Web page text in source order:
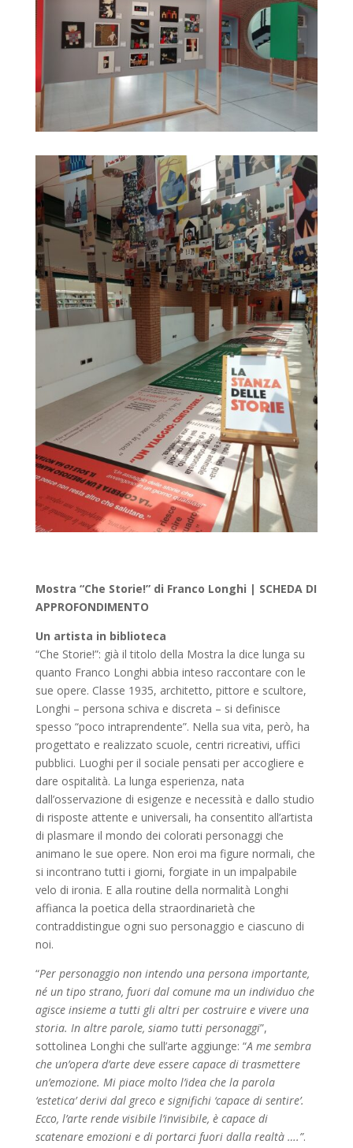
Mostra “Che Storie!” di Franco Longhi | SCHEDA DI
APPROFONDIMENTO
Un artista in biblioteca
“Che Storie!”: già il titolo della Mostra la dice lunga su
quanto Franco Longhi abbia inteso raccontare con le
sue opere. Classe 1935, architetto, pittore e scultore,
Longhi – persona schiva e discreta – si definisce
spesso “poco intraprendente”. Nella sua vita, però, ha
progettato e realizzato scuole, centri ricreativi, uffici
pubblici. Luoghi per il sociale pensati per accogliere e
dare ospitalità. La lunga esperienza, nata
dall’osservazione di esigenze e necessità e dallo studio
di risposte attente e universali, ha consentito all’artista
di plasmare il mondo dei colorati personaggi che
animano le sue opere. Non eroi ma figure normali, che
si incontrano tutti i giorni, forgiate in un impalpabile
velo di ironia. E alla routine della normalità Longhi
affianca la poetica della straordinarietà che
contraddistingue ogni suo personaggio e ciascuno di
noi.
“Per personaggio non intendo una persona importante,
né un tipo strano, fuori dal comune ma un individuo che
agisce insieme a tutti gli altri per costruire e vivere una
storia. In altre parole, siamo tutti personaggi”,
sottolinea Longhi che sull’arte aggiunge: “A me sembra
che un’opera d’arte deve essere capace di trasmettere
un’emozione. Mi piace molto l’idea che la parola
‘estetica’ derivi dal greco e significhi ‘capace di sentire’.
Ecco, l’arte rende visibile l’invisibile, è capace di
scatenare emozioni e di portarci fuori dalla realtà ….”.